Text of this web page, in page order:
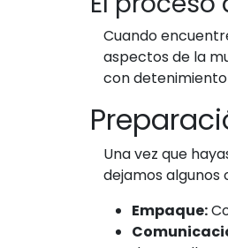
Cuando
aspectos de la
con
Una vez que
dejamos algunos
Empaque: